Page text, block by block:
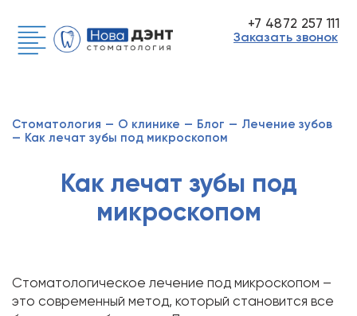
+7 4872 257 111
Заказать звонок
Стоматология — О клинике — Блог — Лечение зубов
— Как лечат зубы под микроскопом
Как лечат зубы под
микроскопом
Стоматологическое лечение под микроскопом –
это современный метод, который становится все